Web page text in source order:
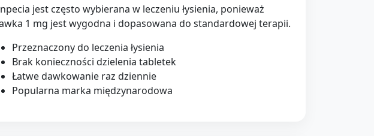
jest często wybierana w leczeniu łysienia, ponieważ
1 mg jest wygodna i dopasowana do standardowej terapii.
Przeznaczony do leczenia łysienia
Brak konieczności dzielenia tabletek
Łatwe dawkowanie raz dziennie
Popularna marka międzynarodowa